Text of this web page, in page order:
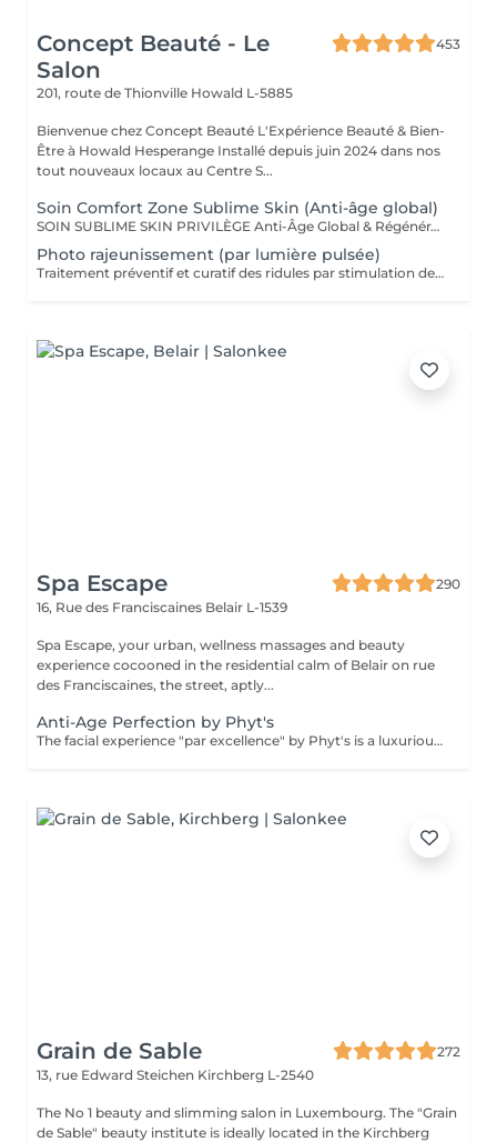
Concept Beauté - Le
Salon
453
201, route de Thionville Howald L-5885
Bienvenue chez Concept Beauté L'Expérience Beauté & Bien-
Être à Howald Hesperange Installé depuis juin 2024 dans nos
tout nouveaux locaux au Centre S...
Soin Comfort Zone Sublime Skin (Anti-âge global)
SOIN SUBLIME SKIN PRIVILÈGE Anti-Âge Global & Régénérant Le soin d'excellence pour une peau sublimée ! Ce protocole complet associe les technologies anti-âge les plus avancées et des techniques de massage profondes pour un effet lifting et raffermissant immédiat. Il agit sur la perte de volume, les rides et le relâchement cutané pour une peau redensifiée, éclatante et plus jeune. SOINS DU VISAGE COMFORT ZONE Nos soins du visage utilisent les produits de la marque Comfort Zone, une référence en cosmétique professionnelle alliant science, nature et innovation. Formulés avec des ingrédients d'origine naturelle, sans silicones, parabènes ni huiles minérales, ces soins sont conçus pour respecter l'équilibre de la peau tout en offrant des résultats visibles et durables. Chaque soin est un véritable rituel de bien-être et d'efficacité, adapté aux besoins spécifiques de votre peau.
Photo rajeunissement (par lumière pulsée)
Traitement préventif et curatif des ridules par stimulation des fibroblastes présents dans le derme.
Spa Escape
290
16, Rue des Franciscaines Belair L-1539
Spa Escape, your urban, wellness massages and beauty
experience cocooned in the residential calm of Belair on rue
des Franciscaines, the street, aptly...
Anti-Age Perfection by Phyt's
The facial experience "par excellence" by Phyt's is a luxurious choice. It is a combination of natural, concentrated active ingredients like Edelweiss, rosemary and vitamin E, chosen for the mature skin. The gentle introduction of the Dermophyts machine helps to limits cutaneous stress, reduce fine lines and other visible signs of ageing. The treatment firms and tightens and leaves your skin looking radiant and luminous even after the first treatment...But that's not all, your hands and arms or neck get a mini anti-aging treatment too!
Grain de Sable
272
13, rue Edward Steichen Kirchberg L-2540
The No 1 beauty and slimming salon in Luxembourg. The "Grain
de Sable" beauty institute is ideally located in the Kirchberg